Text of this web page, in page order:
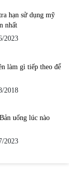
hạn sử dụng mỹ
nhất
2023
làm gì tiếp theo để
2018
uống lúc nào
2023